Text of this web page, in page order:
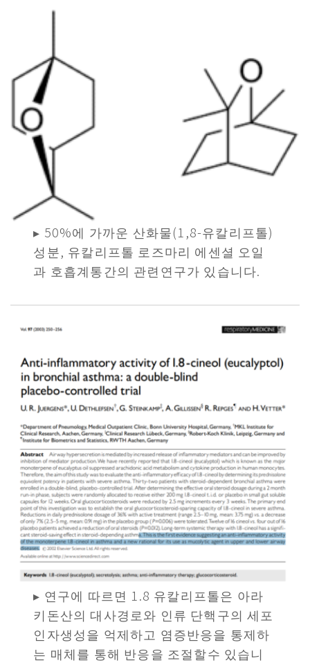
▸ 50%에 가까운 산화물(1,8-유칼리프톨)
성분, 유칼리프톨 로즈마리 에센셜 오일
과 호흡계통간의 관련연구가 있습니다.
▸ 연구에 따르면 1.8 유칼리프톨은 아라
키돈산의 대사경로와 인류 단핵구의 세포
인자생성을 억제하고 염증반응을 통제하
는 매체를 통해 반응을 조절할수 있습니